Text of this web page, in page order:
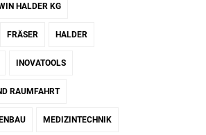
HALDER KG
FRÄSER HALDER
INOVATOOLS
RAUMFAHRT
MEDIZINTECHNIK